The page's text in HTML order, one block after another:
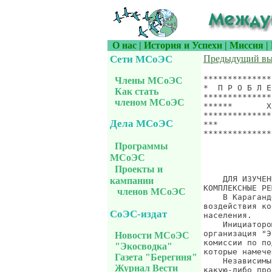
О нас | История и Успехи | Миссия |
Сети МСоЭС
Члены МСоЭС
Как стать
членом МСоЭС
Дела МСоЭС
Программы
МСоЭС
Проекты и
кампании
членов МСоЭС
СоЭС-издат
Новости МСоЭС
"Экосводка"
Газета "Берегиня"
Журнал Вести
Предыдущий
*******************************************************************
*  П Р О Б Л Е М Ы  Х И М И Ч Е С К О Й  Б Е З О П А С Н О С Т И  *
*******************************************************************
******       Х И М И Я * И * В О Й Н А       **********************
*******************************************************************
***                    Сообщение CHEM&WAR.314, 8 декабря 2001 г. **
*******************************************************************
                                               Будни ракетной войны

                 В КАРАГАНДЕ ПОГОВОРИЛИ О БАЙКОНУРЕ

    ДЛЯ ИЗУЧЕНИЯ ЭКОЛОГИЧЕСКОЙ СИТУАЦИИ НА БАЙКОНУРЕ НУЖНЫ
КОМПЛЕКСНЫЕ РЕШЕНИЯ
    В Караганде 5 декабря прошел круглый стол, посвященный проблеме
воздействия космодрома "Байконур" на окружающую среду и здоровье
населения.
    Инициатором проведения круглого стола стала неправительственная
организация "Экомузей", которая принимает участие в работе парламентской
комиссии по подготовке к парламентским слушаниям по данной теме,
которые намечены на 17 декабря.
    Независимый эксперт Валерий Яковлев считает: прежде, чем принимать
какую-либо программу или вырабатывать рекомендации по решению проблем,
необходимо досконально и комплексно изучить экологическую ситуацию на
Байконуре.
    "Космодром работает уже более 40 лет. В 1994 году был заключен
Договор аренды, ратифицированный парламентами Казахстана и России. Все
споры по Договору разрешаются Российско-Казахстанской Межправительственной
комиссией по комплексу "Байконур". Договором установлены обязательства
сторон: российская сторона вносит арендную плату (115 млн. долларов в год).
Иных платежей, налогов и сборов не взимается, в том числе, и за право
пользования водными ресурсами. Купит ли республика на эти деньги вооружение
или станет охранять окружающую среду, выплачивать населению региона
компенсации за вред, нанесенный космодромом окружающей среде и здоровью
людей - это внутреннее дело Казахстана, решения по которому кажется,
принимаются на уровне, недоступном парламенту.
    Арендатор готов, в соответствии с "Конвенцией о международной